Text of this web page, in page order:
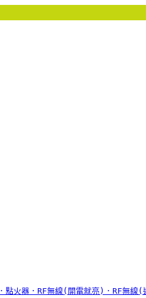
．點火器 ．RF無線(開電就亮) ．RF無線